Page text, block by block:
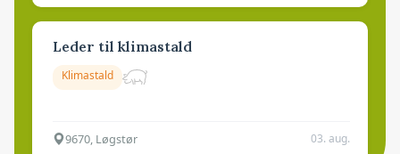
Leder til klimastald
Klimastald
9670, Løgstør 03. aug.